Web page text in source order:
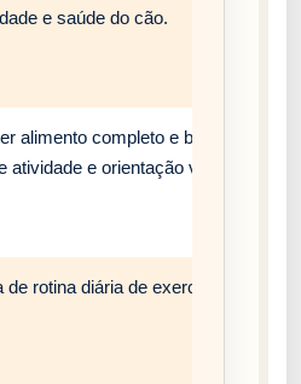
e saúde do cão.
alimento completo e balanceado,
atividade e orientação veterinária.
de rotina diária de exercício,